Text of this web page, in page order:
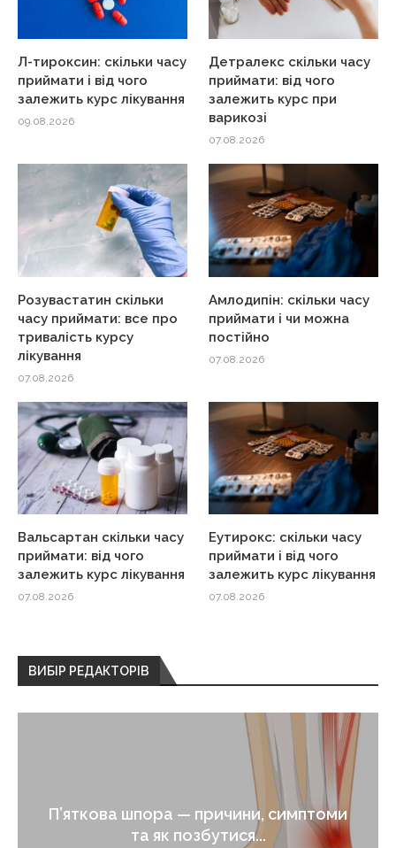
Л-тироксин: скільки часу
приймати і від чого
залежить курс лікування
09.08.2026
Детралекс скільки часу
приймати: від чого
залежить курс при
варикозі
07.08.2026
Розувастатин скільки
часу приймати: все про
тривалість курсу
лікування
07.08.2026
Амлодипін: скільки часу
приймати і чи можна
постійно
07.08.2026
Вальсартан скільки часу
приймати: від чого
залежить курс лікування
07.08.2026
Еутирокс: скільки часу
приймати і від чого
залежить курс лікування
07.08.2026
ВИБІР РЕДАКТОРІВ
П’яткова шпора — причини, симптоми
та як позбутися...